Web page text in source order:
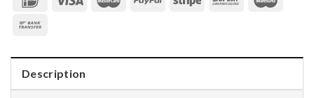
Description